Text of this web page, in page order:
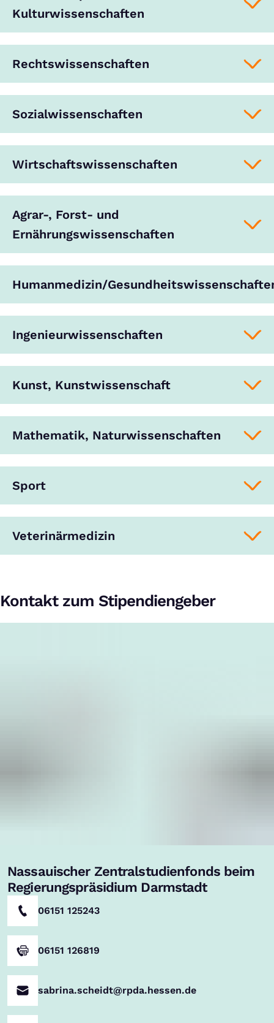
Kulturwissenschaften
Rechtswissenschaften
Sozialwissenschaften
Wirtschaftswissenschaften
Agrar-, Forst- und
Ernährungswissenschaften
Humanmedizin/
Ingenieurwissenschaften
Kunst, Kunstwissenschaft
Mathematik, Naturwissenschaften
Sport
Veterinärmedizin
Kontakt zum Stipendiengeber
Nassauischer Zentralstudienfonds beim
Regierungspräsidium Darmstadt
06151 125243
06151 126819
sabrina.scheidt@rpda.hessen.de